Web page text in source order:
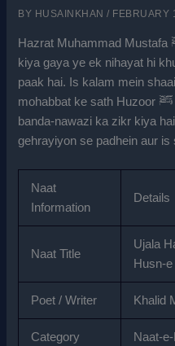
BY HUSAINKHAN/ FEBRUARY
Hazrat Muhammad Mustafa ﷺ ki bargah-e-aqdas mein pesh
kiya gaya ye ek nihayat hi
paak hai. Is kalam mein
mohabbat ke sath Huzoor ﷺ ke husn-e-kaamil aur unki
banda-nawazi ka zikr kiya
gehrayiyon se padhein aur
Naat
Information
Details
Naat Title
Ujala
Husn-
Poet / Writer Khalid
Category Naat-